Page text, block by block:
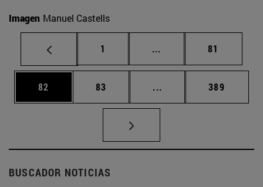
Imagen Manuel Castells
Página
1 ... Páginas intermedias
Página
81
Página
82 Página
83 ... Páginas intermedias
Página
389
BUSCADOR NOTICIAS